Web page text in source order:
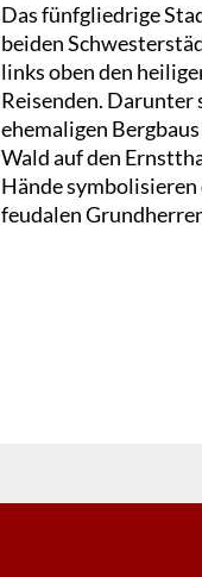
Das fünfgliedrige
beiden
links oben den
Reisenden. Darunter
ehemaligen
Wald auf den
Hände
feudalen